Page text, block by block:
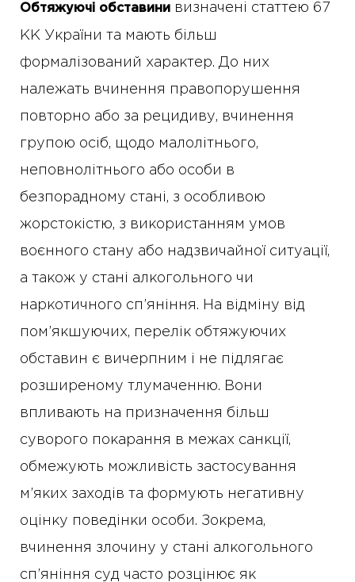
Обтяжуючі обставини визначені статтею 67
КК України та мають більш
формалізований характер. До них
належать вчинення правопорушення
повторно або за рецидиву, вчинення
групою осіб, щодо малолітнього,
неповнолітнього або особи в
безпорадному стані, з особливою
жорстокістю, з використанням умов
воєнного стану або надзвичайної ситуації,
а також у стані алкогольного чи
наркотичного сп’яніння. На відміну від
пом’якшуючих, перелік обтяжуючих
обставин є вичерпним і не підлягає
розширеному тлумаченню. Вони
впливають на призначення більш
суворого покарання в межах санкції,
обмежують можливість застосування
м’яких заходів та формують негативну
оцінку поведінки особи. Зокрема,
вчинення злочину у стані алкогольного
сп’яніння суд часто розцінює як